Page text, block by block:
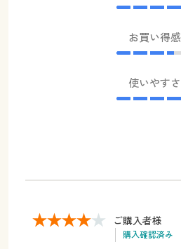
お買い得感
使いやすさ
ご購入者様
購入確認済み